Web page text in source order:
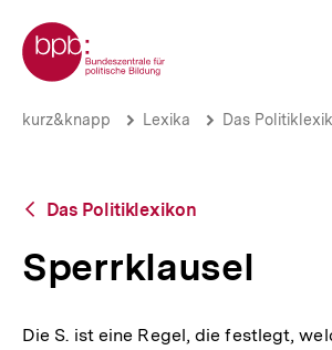
zum
Seiteninhalt
springen
Zur Startseite der bpb
Sperrklausel
Brotkrümelnavigation
Pfadnavigation
kurz&knapp Lexika Das
Zurück
Übersicht
Das Politiklexikon
Sperrklausel
Die S. ist eine Regel, die festlegt,